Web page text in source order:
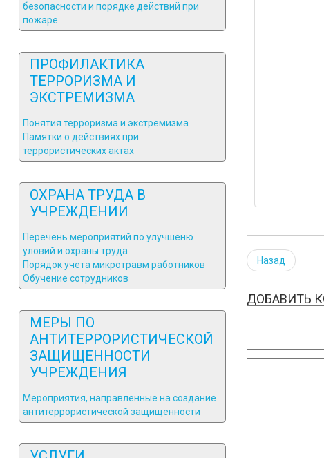
безопасности и порядке действий при
пожаре
ПРОФИЛАКТИКА
ТЕРРОРИЗМА И
ЭКСТРЕМИЗМА
Понятия терроризма и экстремизма
Памятки о действиях при
террористических актах
ОХРАНА ТРУДА В
УЧРЕЖДЕНИИ
Перечень мероприятий по улучшеню
уловий и охраны труда
Порядок учета микротравм работников
Обучение сотрудников
МЕРЫ ПО
АНТИТЕРРОРИСТИЧЕСКОЙ
ЗАЩИЩЕННОСТИ
УЧРЕЖДЕНИЯ
Мероприятия, направленные на создание
антитеррористической защищенности
Назад
ДОБАВИТЬ